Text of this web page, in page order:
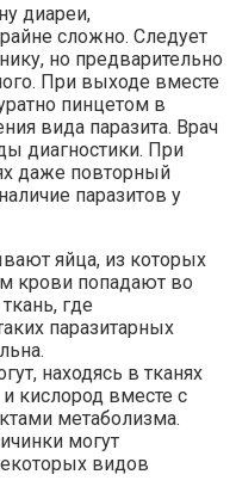
диареи,
сложно. Следует
но предварительно
При выходе вместе
пинцетом в
вида паразита. Врач
диагностики. При
даже повторный
паразитов у
яйца, из которых
крови попадают во
где
паразитарных
находясь в тканях
кислород вместе с
метаболизма.
могут
видов